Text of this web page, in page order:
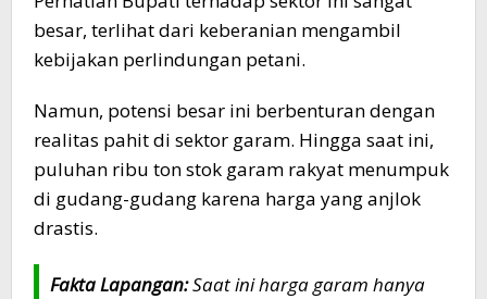
besar, terlihat dari keberanian mengambil
kebijakan perlindungan petani.
Namun, potensi besar ini berbenturan dengan
realitas pahit di sektor garam. Hingga saat ini,
puluhan ribu ton stok garam rakyat menumpuk
di gudang-gudang karena harga yang anjlok
drastis.
Fakta Lapangan:Saat ini harga garam hanya